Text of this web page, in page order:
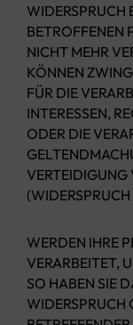
WIDERSPRUCH
BETROFFENEN
NICHT MEHR
KÖNNEN
FÜR DIE
INTERESSEN,
ODER DIE
VERTEIDIGUNG
WERDEN IHRE
VERARBEITET,
SO HABEN SIE
WIDERSPRUCH